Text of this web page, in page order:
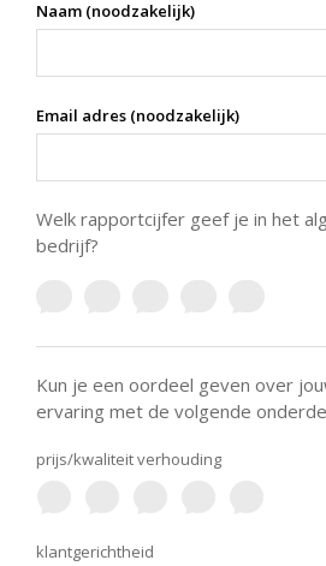
Naam (noodzakelijk)
Email adres (noodzakelijk)
Welk rapportcijfer geef je in het
bedrijf?
Kun je een oordeel geven over
ervaring met de volgende
prijs/kwaliteit verhouding
klantgerichtheid